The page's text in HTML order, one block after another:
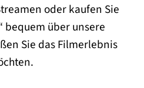
oder kaufen Sie
bequem über unsere
Sie das Filmerlebnis